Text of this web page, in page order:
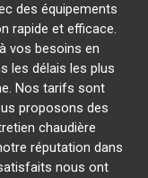
des équipements
rapide et efficace.
vos besoins en
les délais les plus
Nos tarifs sont
proposons des
chaudière
réputation dans
nous ont